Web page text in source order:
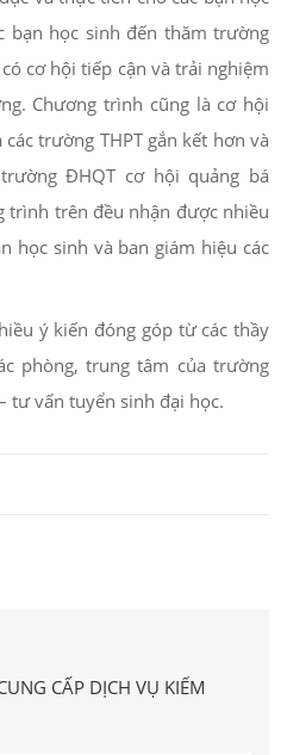
bạn học sinh đến thăm trường
cơ hội tiếp cận và trải nghiệm
Chương trình cũng là cơ hội
trường THPT gắn kết hơn và
ĐHQT cơ hội quảng bá
trình trên đều nhận được nhiều
học sinh và ban giám hiệu các
ý kiến đóng góp từ các thầy
phòng, trung tâm của trường
tư vấn tuyển sinh đại học.
CẤP DỊCH VỤ KIỂM